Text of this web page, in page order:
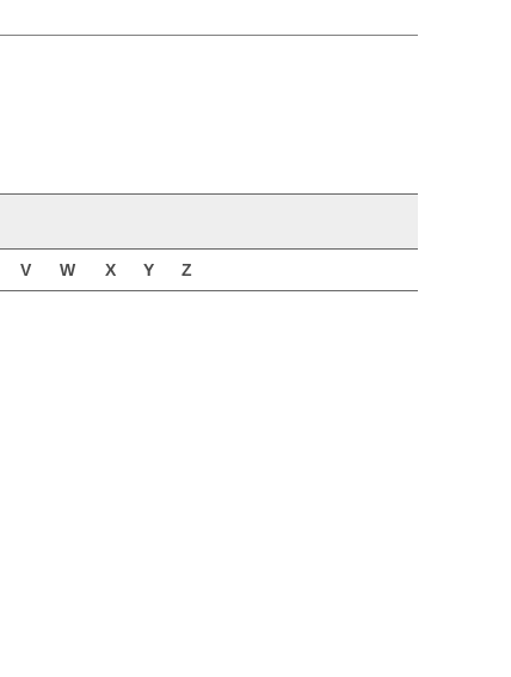
V W X Y Z